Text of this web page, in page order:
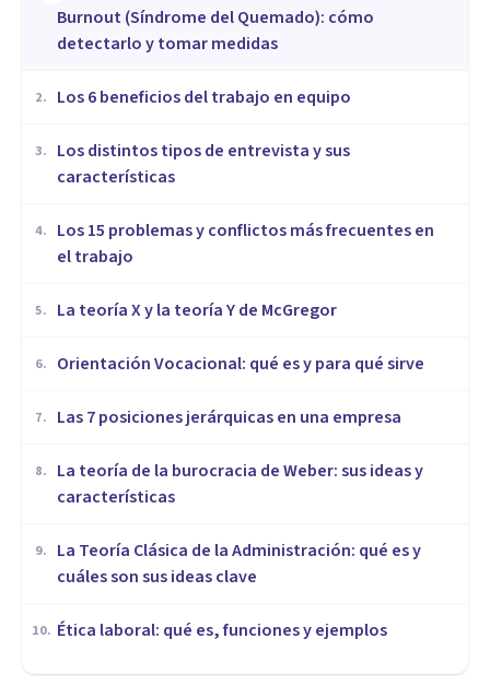
Burnout (Síndrome del Quemado): cómo
detectarlo y tomar medidas
2. ​Los 6 beneficios del trabajo en equipo
3.
​Los distintos tipos de entrevista y sus
características
4.
​Los 15 problemas y conflictos más frecuentes en
el trabajo
5. La teoría X y la teoría Y de McGregor
6. Orientación Vocacional: qué es y para qué sirve
7. Las 7 posiciones jerárquicas en una empresa
8.
La teoría de la burocracia de Weber: sus ideas y
características
9.
La Teoría Clásica de la Administración: qué es y
cuáles son sus ideas clave
10. Ética laboral: qué es, funciones y ejemplos